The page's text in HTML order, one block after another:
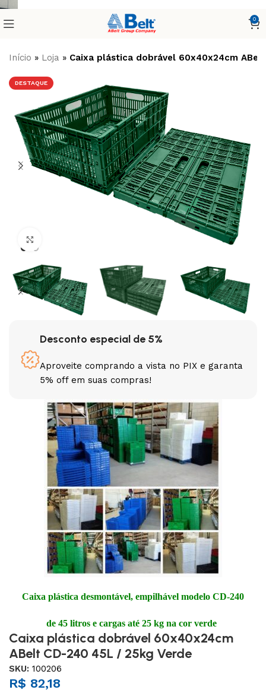
0
Início » Loja » Caixa plástica dobrável 60x40x24cm
DESTAQUE
Desconto especial de 5%
Aproveite comprando a vista no PIX e garanta
5% off em suas compras!
Caixa plástica desmontável, empilhável modelo CD-240
de 45 litros e cargas até 25 kg na cor verde
Caixa plástica dobrável 60x40x24cm
ABelt CD-240 45L / 25kg Verde
SKU:100206
R$ 82,18